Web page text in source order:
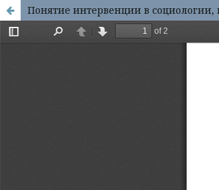
По­нятие интервенции в